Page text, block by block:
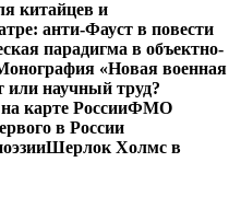
китайцев и
анти-Фауст в повести
парадигма в объектно-
«Новая военная
или научный труд?
карте РоссииФМО
в России
Шерлок Холмс в